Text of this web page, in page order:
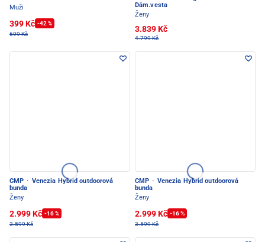
Muži
399 Kč -42 %
699 Kč
Dám.vesta
Ženy
3.839 Kč
4.799 Kč
CMP · Venezia Hybrid outdoorová
bunda
Ženy
2.999 Kč -16 %
3.599 Kč
CMP · Venezia Hybrid outdoorová
bunda
Ženy
2.999 Kč -16 %
3.599 Kč